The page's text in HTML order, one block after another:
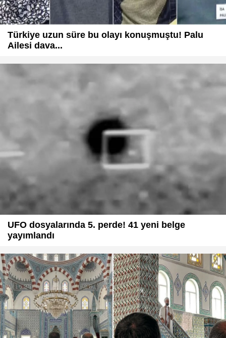
Türkiye uzun süre bu olayı konuşmuştu! Palu
Ailesi dava...
UFO dosyalarında 5. perde! 41 yeni belge
yayımlandı